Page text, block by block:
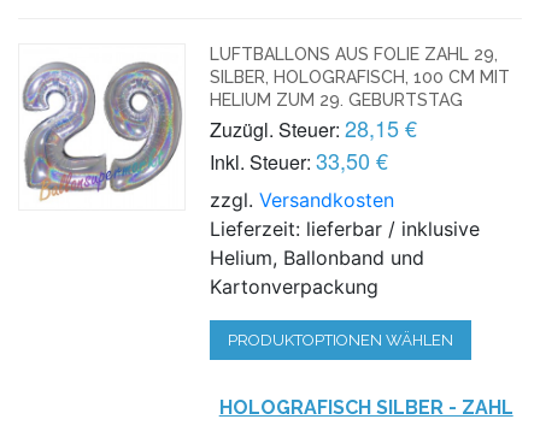
LUFTBALLONS AUS FOLIE ZAHL 29,
SILBER, HOLOGRAFISCH, 100 CM MIT
HELIUM ZUM 29. GEBURTSTAG
Zuzügl. Steuer: 28,15 €
Inkl. Steuer: 33,50 €
zzgl.Versandkosten
Lieferzeit: lieferbar / inklusive
Helium, Ballonband und
Kartonverpackung
PRODUKTOPTIONEN WÄHLEN
HOLOGRAFISCH SILBER - ZAHL